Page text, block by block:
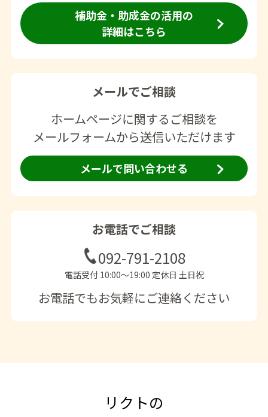
補助金・助成金の活用の
詳細はこちら
メールでご相談
ホームページに関するご相談を
メールフォームから送信いただけます
メールで問い合わせる
お電話でご相談
092-791-2108
電話受付 10:00〜19:00 定休日 土日祝
お電話でもお気軽にご連絡ください
リクトの